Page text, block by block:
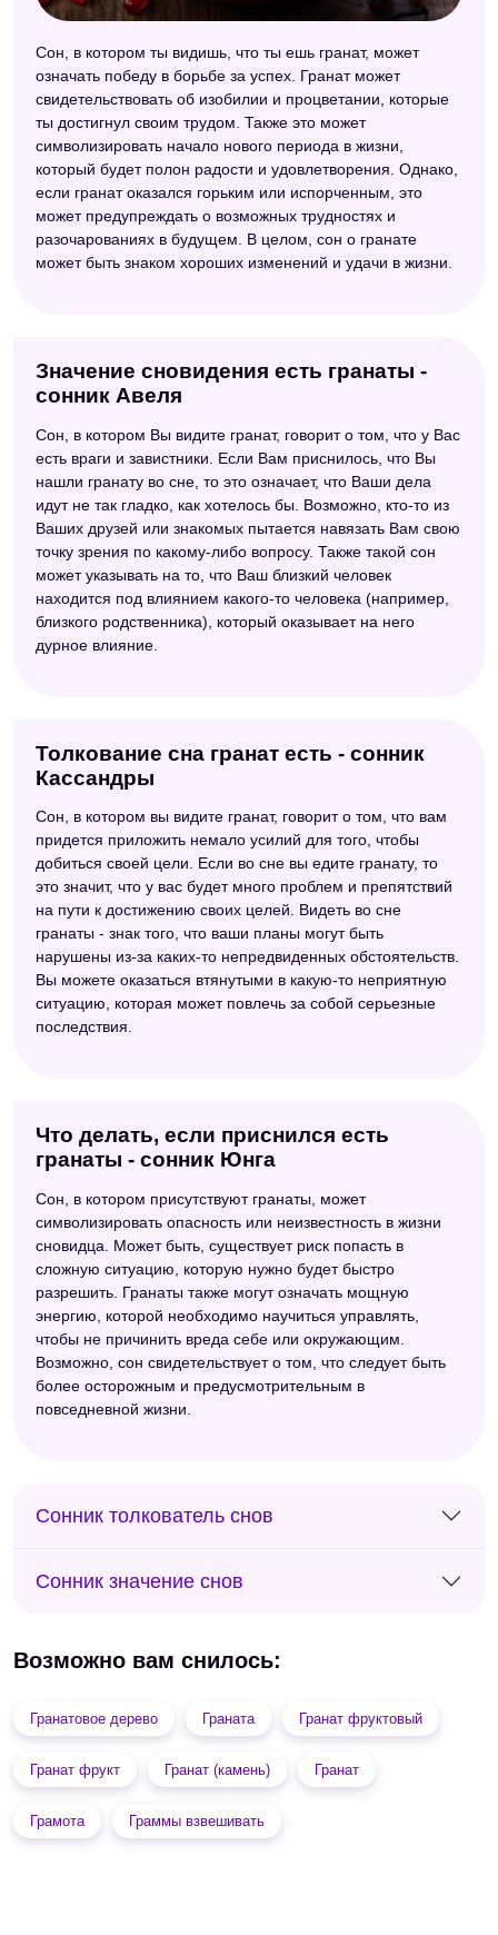
Сон, в котором ты видишь, что ты ешь гранат, может
означать победу в борьбе за успех. Гранат может
свидетельствовать об изобилии и процветании, которые
ты достигнул своим трудом. Также это может
символизировать начало нового периода в жизни,
который будет полон радости и удовлетворения. Однако,
если гранат оказался горьким или испорченным, это
может предупреждать о возможных трудностях и
разочарованиях в будущем. В целом, сон о гранате
может быть знаком хороших изменений и удачи в жизни.
Значение сновидения есть гранаты -
сонник Авеля
Сон, в котором Вы видите гранат, говорит о том, что у Вас
есть враги и завистники. Если Вам приснилось, что Вы
нашли гранату во сне, то это означает, что Ваши дела
идут не так гладко, как хотелось бы. Возможно, кто-то из
Ваших друзей или знакомых пытается навязать Вам свою
точку зрения по какому-либо вопросу. Также такой сон
может указывать на то, что Ваш близкий человек
находится под влиянием какого-то человека (например,
близкого родственника), который оказывает на него
дурное влияние.
Толкование сна гранат есть - сонник
Кассандры
Сон, в котором вы видите гранат, говорит о том, что вам
придется приложить немало усилий для того, чтобы
добиться своей цели. Если во сне вы едите гранату, то
это значит, что у вас будет много проблем и препятствий
на пути к достижению своих целей. Видеть во сне
гранаты - знак того, что ваши планы могут быть
нарушены из-за каких-то непредвиденных обстоятельств.
Вы можете оказаться втянутыми в какую-то неприятную
ситуацию, которая может повлечь за собой серьезные
последствия.
Что делать, если приснился есть
гранаты - сонник Юнга
Сон, в котором присутствуют гранаты, может
символизировать опасность или неизвестность в жизни
сновидца. Может быть, существует риск попасть в
сложную ситуацию, которую нужно будет быстро
разрешить. Гранаты также могут означать мощную
энергию, которой необходимо научиться управлять,
чтобы не причинить вреда себе или окружающим.
Возможно, сон свидетельствует о том, что следует быть
более осторожным и предусмотрительным в
повседневной жизни.
Сонник толкователь снов
Сонник значение снов
Возможно вам снилось:
Гранатовое дерево Граната Гранат фруктовый
Гранат фрукт Гранат (камень) Гранат
Грамота Граммы взвешивать